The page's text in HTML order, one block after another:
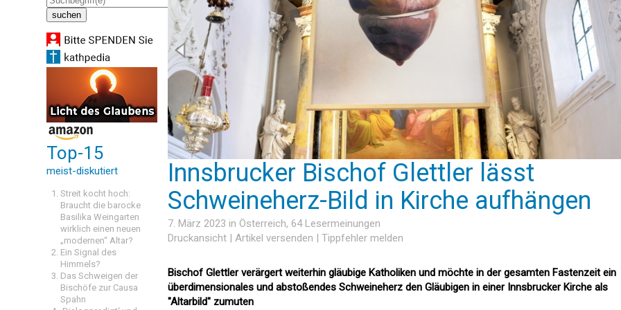
Top-15
meist-diskutiert
Streit kocht hoch:
Braucht die barocke
Basilika Weingarten
wirklich einen neuen
„modernen“ Altar?
Ein Signal des
Himmels?
Das Schweigen der
Bischöfe zur Causa
Spahn
Innsbrucker Bischof Glettler lässt
Schweineherz-Bild in Kirche aufhängen
7. März 2023 in Österreich, 64 Lesermeinungen
Druckansicht | Artikel versenden | Tippfehler melden
Bischof Glettler verärgert weiterhin gläubige Katholiken und möchte in der gesamten Fastenzeit ein
überdimensionales und abstoßendes Schweineherz den Gläubigen in einer Innsbrucker Kirche als
"Altarbild" zumuten